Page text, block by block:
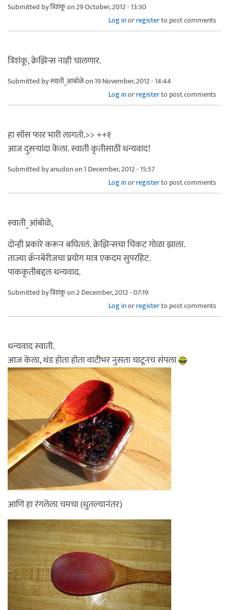
Submitted byत्रिशंकूon 29 October, 2012 - 13:30
Log inorregisterto post comments
त्रिशंकू, क्रेझिन्स नाही चालणार.
Submitted byस्वाती_आंबोळेon 19 November, 2012 - 14:44
Log inorregisterto post comments
हा सॉस फार भारी लागतो.>> ++१
आज दुसर्‍यांदा केला. स्वाती कृतीसाठी धन्यवाद!
Submitted byanudonon 1 December, 2012 - 15:57
Log inorregisterto post comments
स्वाती_आंबोळे,
दोन्ही प्रकारे करून बघितलं. क्रेझिन्सचा चिकट गोळा झाला.
ताज्या क्रॅनबेरीजचा प्रयोग मात्र एकदम सुपरहिट.
पाककृतीबद्दल धन्यवाद.
Submitted byत्रिशंकूon 2 December, 2012 - 07:19
Log inorregisterto post comments
धन्यवाद स्वाती.
आज केला, थंड होता होता वाटीभर नुसता चाटूनच संपला
आणि हा रंगलेला चमचा (धुतल्यानंतर)